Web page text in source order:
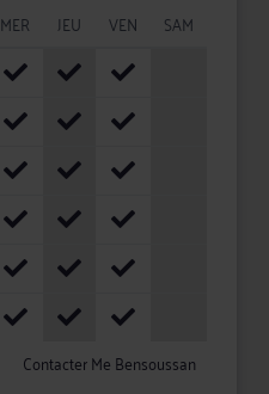
MER JEU VEN
SAM
Contacter Me Bensoussan